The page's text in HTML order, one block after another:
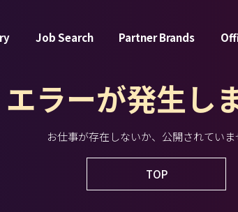
Job Search Partner Brands
エラーが発生し
お仕事が存在しないか、公開されていま
TOP